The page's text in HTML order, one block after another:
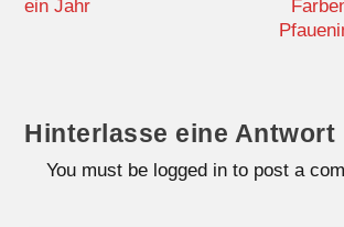
ein Jahr
Hinterlasse eine Antwort
You must be logged in to post a